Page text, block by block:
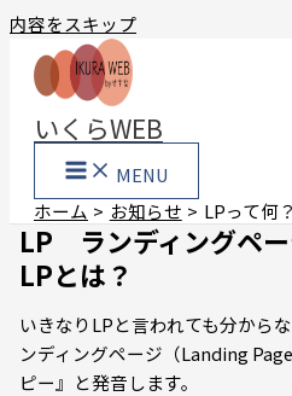
内容をスキップ
いくらWEB
MENU
ホーム
お知らせ LPって何
LP ランディングペ
LPとは？
いきなりLPと言われても分から
ンディングページ（Landing
ピー』と発音します。